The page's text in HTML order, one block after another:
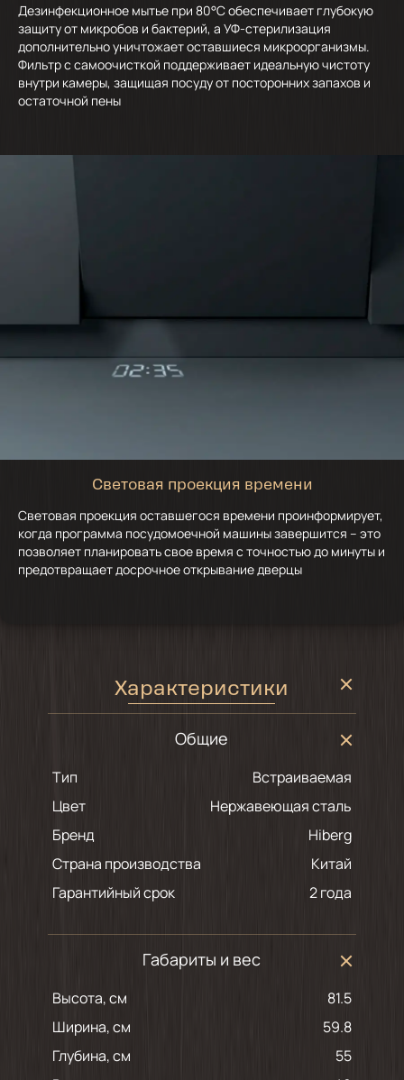
Дезинфекционное мытье при 80°C обеспечивает глубокую
защиту от микробов и бактерий, а УФ-стерилизация
дополнительно уничтожает оставшиеся микроорганизмы.
Фильтр с самоочисткой поддерживает идеальную чистоту
внутри камеры, защищая посуду от посторонних запахов и
остаточной пены
Световая проекция времени
Световая проекция оставшегося времени проинформирует,
когда программа посудомоечной машины завершится – это
позволяет планировать свое время с точностью до минуты и
предотвращает досрочное открывание дверцы
Характеристики
Общие
Тип
Встраиваемая
Цвет
Нержавеющая сталь
Бренд
Hiberg
Страна производства
Китай
Гарантийный срок
2 года
Габариты и вес
Высота, см
81.5
Ширина, см
59.8
Глубина, см
55